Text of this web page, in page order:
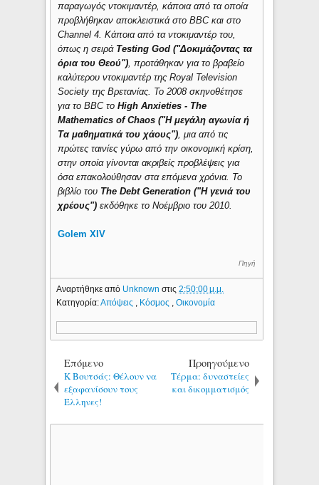
παραγωγός ντοκιμαντέρ, κάποια από τα οποία
προβλήθηκαν αποκλειστικά στο ΒΒC και στο
Channel 4. Κάποια από τα ντοκιμαντέρ του,
όπως η σειρά Τesting God ("Δοκιμάζοντας τα
όρια του Θεού"), προτάθηκαν για το βραβείο
καλύτερου ντοκιμαντέρ της Royal Television
Society της Βρετανίας. Το 2008 σκηνοθέτησε
για το ΒΒC τοHigh Anxieties - The
Mathematics of Chaos ("Η μεγάλη αγωνία ή
Τα μαθηματικά του χάους"), μια από τις
πρώτες ταινίες γύρω από την οικονομική κρίση,
στην οποία γίνονται ακριβείς προβλέψεις για
όσα επακολούθησαν στα επόμενα χρόνια. To
βιβλίο του The Debt Generation ("Η γενιά του
χρέους") εκδόθηκε το Νοέμβριο του 2010.
Golem XIV
Πηγή
Αναρτήθηκε από Unknownστις2:50:00 μ.μ.
Κατηγορία:Απόψεις Κόσμος ,Οικονομία
Επόμενο
Κ Βουτσάς: Θέλουν να
εξαφανίσουν τους
Έλληνες!
Προηγούμενο
Τέρμα: δυναστείες
και δικομματισμός